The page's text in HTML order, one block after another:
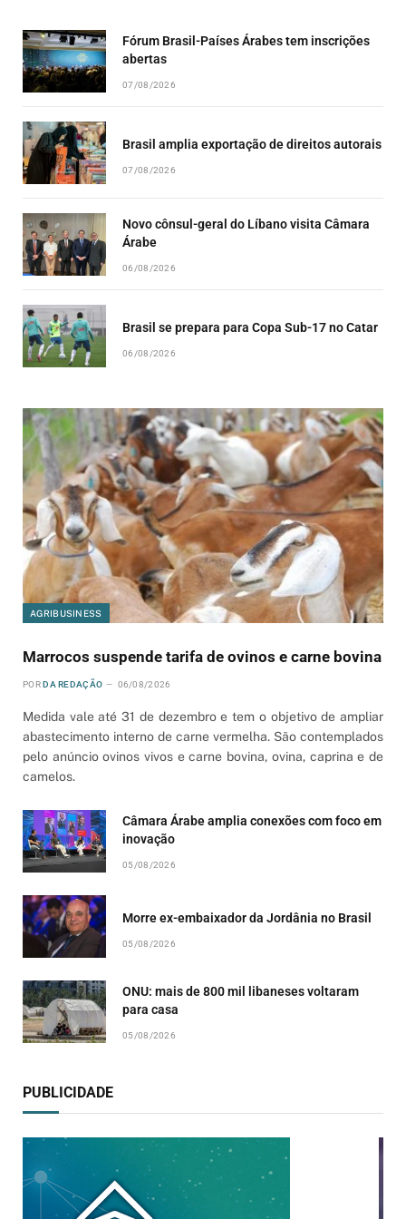
Fórum Brasil-Países Árabes tem inscrições
abertas
07/08/2026
Brasil amplia exportação de direitos autorais
07/08/2026
Novo cônsul-geral do Líbano visita Câmara
Árabe
06/08/2026
Brasil se prepara para Copa Sub-17 no Catar
06/08/2026
AGRIBUSINESS
Marrocos suspende tarifa de ovinos e carne bovina
POR DA REDAÇÃO 06/08/2026
Medida vale até 31 de dezembro e tem o objetivo de ampliar
abastecimento interno de carne vermelha. São contemplados
pelo anúncio ovinos vivos e carne bovina, ovina, caprina e de
camelos.
Câmara Árabe amplia conexões com foco em
inovação
05/08/2026
Morre ex-embaixador da Jordânia no Brasil
05/08/2026
ONU: mais de 800 mil libaneses voltaram
para casa
05/08/2026
PUBLICIDADE